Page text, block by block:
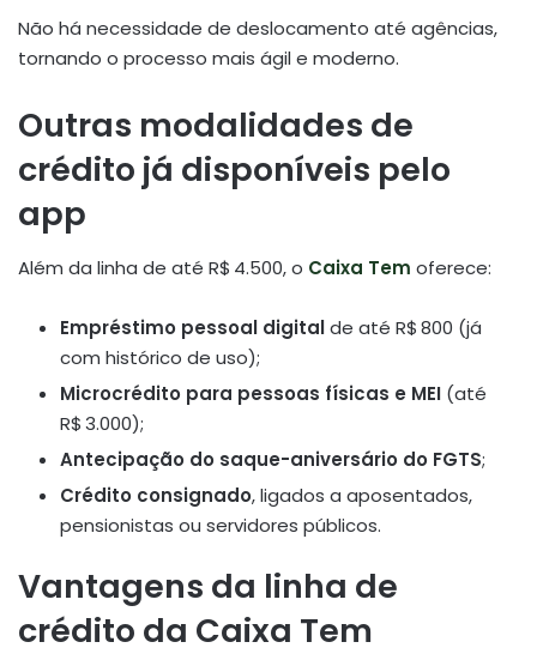
Não há necessidade de deslocamento até agências,
tornando o processo mais ágil e moderno.
Outras modalidades de
crédito já disponíveis pelo
app
Além da linha de até R$ 4.500, o Caixa Tem oferece:
Empréstimo pessoal digitalde até R$ 800 (já
com histórico de uso);
Microcrédito para pessoas físicas e MEI (até
R$ 3.000);
Antecipação do saque-aniversário do FGTS;
Crédito consignado, ligados a aposentados,
pensionistas ou servidores públicos.
Vantagens da linha de
crédito da Caixa Tem